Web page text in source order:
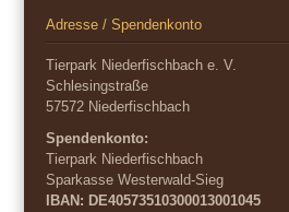
Adresse / Spendenkonto
Tierpark Niederfischbach e. V.
Schlesingstraße
57572 Niederfischbach
Spendenkonto:
Tierpark Niederfischbach
Sparkasse Westerwald-Sieg
IBAN: DE40573510300013001045